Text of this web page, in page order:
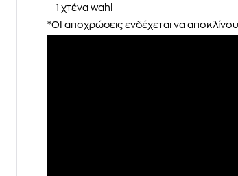
1 χτένα wahl
*ΟΙ αποχρώσεις ενδέχεται να